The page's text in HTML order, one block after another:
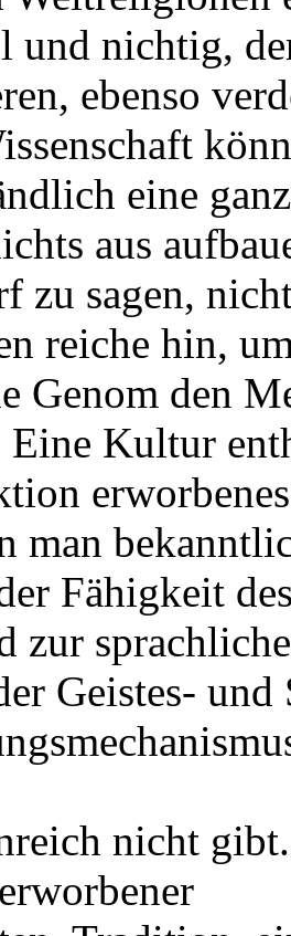
und nichtig,
ebenso
eine
aus
zu sagen,
reiche hin,
Genom den
Eine Kultur
man
Fähigkeit
zur
Geistes- und
nicht